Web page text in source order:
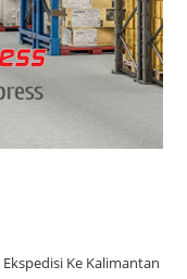
Ekspedisi Ke Kalimantan